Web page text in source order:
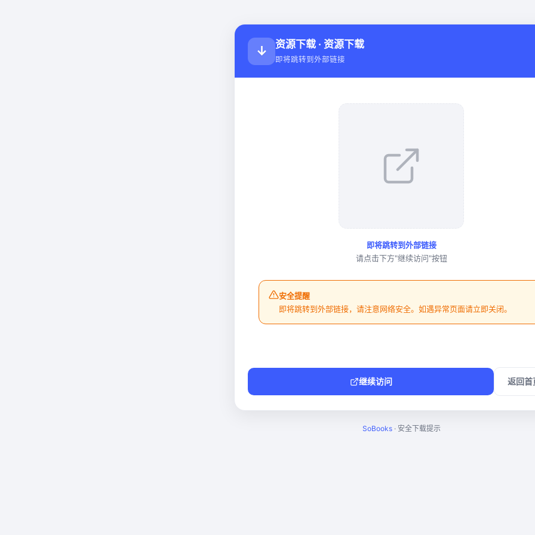
↓ 资源下载 · 资源下载
即将跳转到外部链接
即将跳转到外部链接
请点击下方"继续访问"按钮
安全提醒
即将跳转到外部链接，请注意网络安全。如遇异常页面请立即关闭。
继续访问 返回首
SoBooks· 安全下载提示